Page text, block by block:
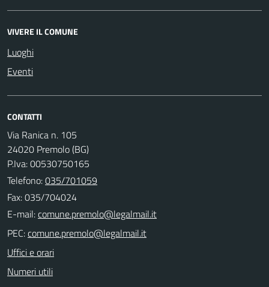
VIVERE IL COMUNE
Luoghi
Eventi
CONTATTI
Via Ranica n. 105
24020 Premolo (BG)
P.Iva: 00530750165
Telefono:035/701059
Fax: 035/704024
E-mail:
PEC:
Uffici e orari
Numeri utili